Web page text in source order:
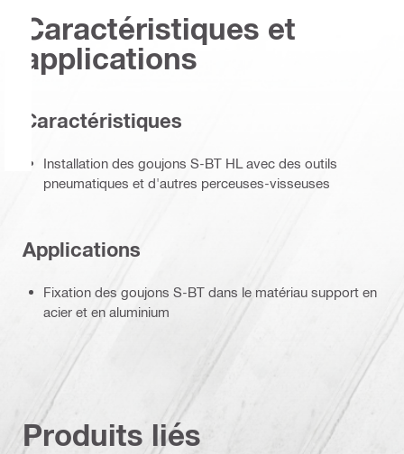
Caractéristiques et
applications
Caractéristiques
Installation des goujons S-BT HL avec des outils
pneumatiques et d'autres perceuses-visseuses
Applications
Fixation des goujons S-BT dans le matériau support en
acier et en aluminium
Produits liés